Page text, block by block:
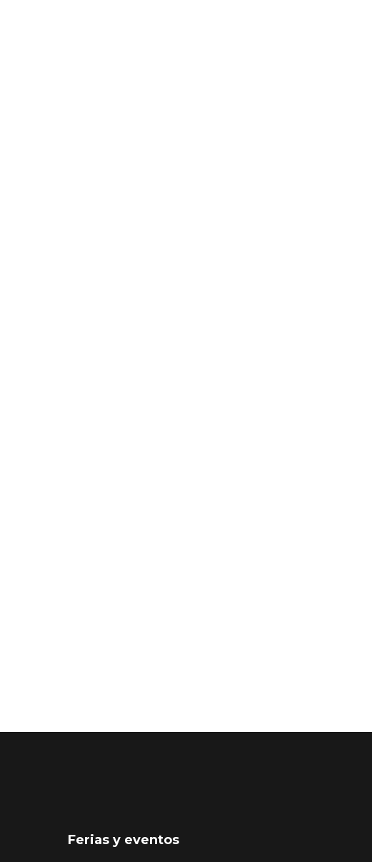
Ferias y eventos